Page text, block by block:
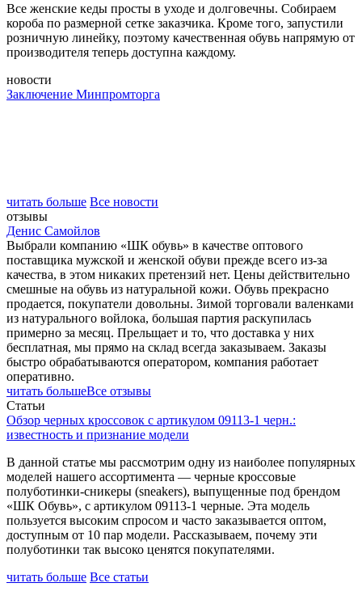
Все женские кеды просты в уходе и долговечны. Собираем
короба по размерной сетке заказчика. Кроме того, запустили
розничную линейку, поэтому качественная обувь напрямую от
производителя теперь доступна каждому.
новости
Заключение Минпромторга
читать больше Все новости
отзывы
Денис Самойлов
Выбрали компанию «ШК обувь» в качестве оптового
поставщика мужской и женской обуви прежде всего из-за
качества, в этом никаких претензий нет. Цены действительно
смешные на обувь из натуральной кожи. Обувь прекрасно
продается, покупатели довольны. Зимой торговали валенками
из натурального войлока, большая партия раскупилась
примерно за месяц. Прельщает и то, что доставка у них
бесплатная, мы прямо на склад всегда заказываем. Заказы
быстро обрабатываются оператором, компания работает
оперативно.
читать большеВсе отзывы
Статьи
Обзор черных кроссовок с артикулом 09113-1 черн.:
известность и признание модели
В данной статье мы рассмотрим одну из наиболее популярных
моделей нашего ассортимента — черные кроссовые
полуботинки-сникеры (sneakers), выпущенные под брендом
«ШК Обувь», с артикулом 09113-1 черные. Эта модель
пользуется высоким спросом и часто заказывается оптом,
доступным от 10 пар модели. Рассказываем, почему эти
полуботинки так высоко ценятся покупателями.
читать больше Все статьи